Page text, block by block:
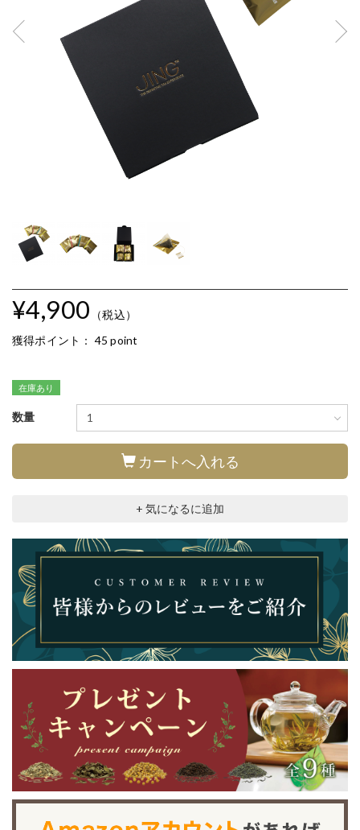
¥4,900 （税込）
獲得ポイント： 45 point
在庫あり
数量
カートへ入れる
+ 気になるに追加